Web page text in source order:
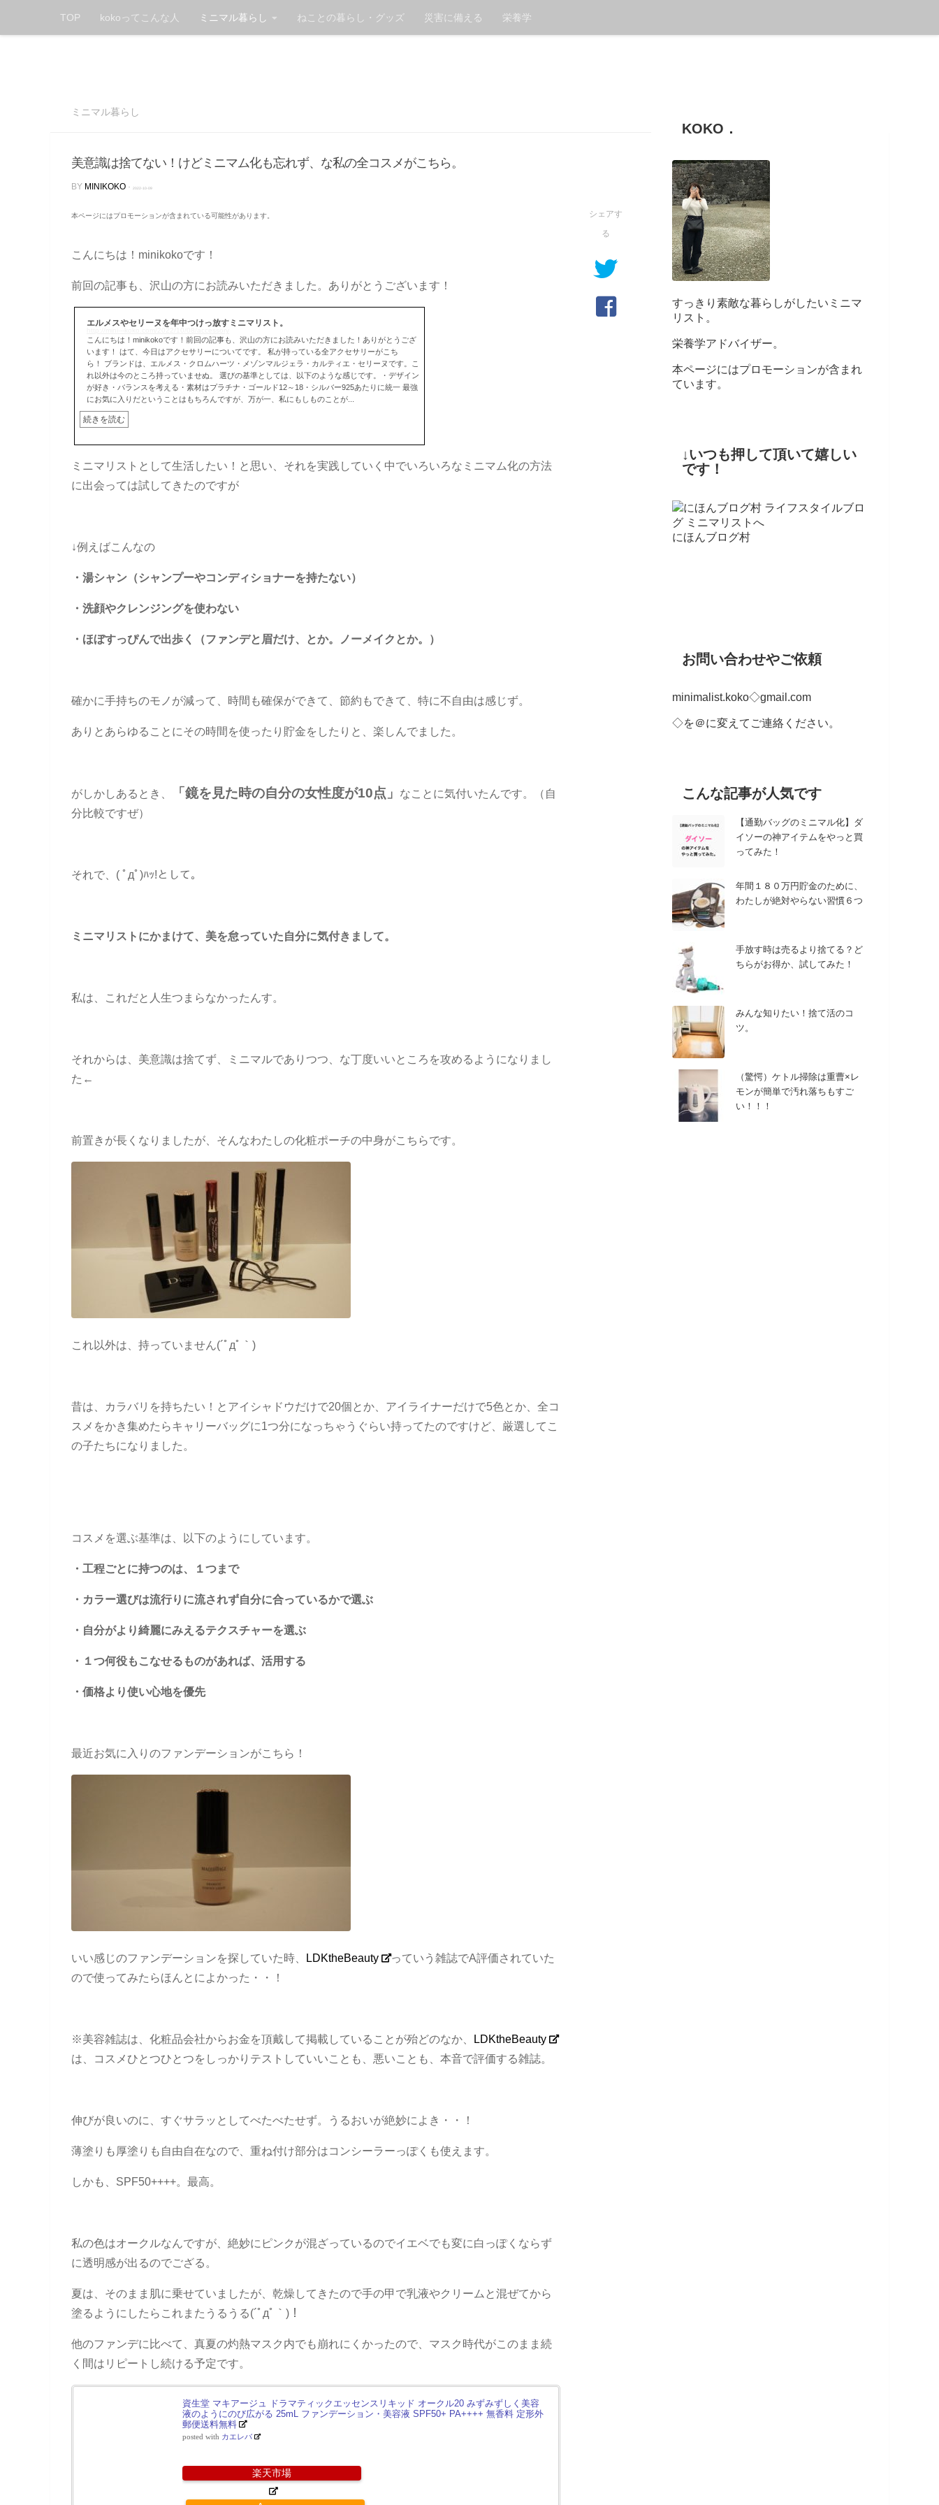
Skip to content
TOP kokoってこんな人 ミニマル暮らし ねことの暮らし・グッズ 災害に備える 栄養学
ミニマル暮らし
美意識は捨てない！けどミニマム化も忘れず、な私の全コスメがこちら。
BY MINIKOKO · 2022-10-09
本ページにはプロモーションが含まれている可能性があります。
こんにちは！minikokoです！
前回の記事も、沢山の方にお読みいただきました。ありがとうございます！
エルメスやセリーヌを年中つけっ放すミニマリスト。
こんにちは！minikokoです！前回の記事も、沢山の方にお読みいただきました！ありがとうござ
います！ はて、今日はアクセサリーについてです。 私が持っている全アクセサリーがこち
ら！ ブランドは、エルメス・クロムハーツ・メゾンマルジェラ・カルティエ・セリーヌです。こ
れ以外は今のところ持っていませぬ。 選びの基準としては、以下のような感じです。・デザイン
が好き・バランスを考える・素材はプラチナ・ゴールド12～18・シルバー925あたりに統一 最強
にお気に入りだということはもちろんですが、万が一、私にもしものことが...
続きを読む
ミニマリストとして生活したい！と思い、それを実践していく中でいろいろなミニマム化の方法
に出会っては試してきたのですが
↓例えばこんなの
・湯シャン（シャンプーやコンディショナーを持たない）
・洗顔やクレンジングを使わない
・ほぼすっぴんで出歩く（ファンデと眉だけ、とか。ノーメイクとか。）
確かに手持ちのモノが減って、時間も確保ができて、節約もできて、特に不自由は感じず。
ありとあらゆることにその時間を使ったり貯金をしたりと、楽しんでました。
がしかしあるとき、 「鏡を見た時の自分の女性度が10点」
なことに気付いたんです。（自
分比較ですぜ）
それで、( ﾟдﾟ)ﾊｯ!として。
ミニマリストにかまけて、美を怠っていた自分に気付きまして。
私は、これだと人生つまらなかったんす。
それからは、美意識は捨てず、ミニマルでありつつ、な丁度いいところを攻めるようになりまし
た←
前置きが長くなりましたが、そんなわたしの化粧ポーチの中身がこちらです。
これ以外は、持っていません(´ﾟдﾟ｀)
昔は、カラバリを持ちたい！とアイシャドウだけで20個とか、アイライナーだけで5色とか、全コ
スメをかき集めたらキャリーバッグに1つ分になっちゃうぐらい持ってたのですけど、厳選してこ
の子たちになりました。
コスメを選ぶ基準は、以下のようにしています。
・工程ごとに持つのは、１つまで
・カラー選びは流行りに流されず自分に合っているかで選ぶ
・自分がより綺麗にみえるテクスチャーを選ぶ
・１つ何役もこなせるものがあれば、活用する
・価格より使い心地を優先
最近お気に入りのファンデーションがこちら！
いい感じのファンデーションを探していた時、 LDKtheBeauty
っていう雑誌でA評価されていた
ので使ってみたらほんとによかった・・！
※美容雑誌は、化粧品会社からお金を頂戴して掲載していることが殆どのなか、
LDKtheBeauty
は、コスメひとつひとつをしっかりテストしていいことも、悪いことも、本音で評価する雑誌。
伸びが良いのに、すぐサラッとしてべたべたせず。うるおいが絶妙によき・・！
薄塗りも厚塗りも自由自在なので、重ね付け部分はコンシーラーっぽくも使えます。
しかも、SPF50++++。最高。
私の色はオークルなんですが、絶妙にピンクが混ざっているのでイエベでも変に白っぽくならず
に透明感が出るのでござる。
夏は、そのまま肌に乗せていましたが、乾燥してきたので手の甲で乳液やクリームと混ぜてから
塗るようにしたらこれまたうるうる(´ﾟдﾟ｀)！
他のファンデに比べて、真夏の灼熱マスク内でも崩れにくかったので、マスク時代がこのまま続
く間はリピートし続ける予定です。
資生堂 マキアージュ ドラマティックエッセンスリキッド オークル20 みずみずしく美容
液のようにのび広がる 25mL ファンデーション・美容液 SPF50+ PA++++ 無香料 定形外
郵便送料無料
posted with カエレバ
楽天市場
シェアす
る
KOKO．
すっきり素敵な暮らしがしたいミニマ
リスト。
栄養学アドバイザー。
本ページにはプロモーションが含まれ
ています。
↓いつも押して頂いて嬉しい
です！
にほんブログ村
お問い合わせやご依頼
minimalist.koko◇gmail.com
◇を＠に変えてご連絡ください。
こんな記事が人気です
【通勤バッグのミニマル化】ダ
イソーの神アイテムをやっと買
ってみた！
年間１８０万円貯金のために、
わたしが絶対やらない習慣６つ
手放す時は売るより捨てる？ど
ちらがお得か、試してみた！
みんな知りたい！捨て活のコ
ツ。
（驚愕）ケトル掃除は重曹×レ
モンが簡単で汚れ落ちもすご
い！！！